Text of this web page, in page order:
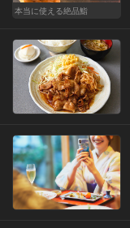
本当に使える絶品鮨